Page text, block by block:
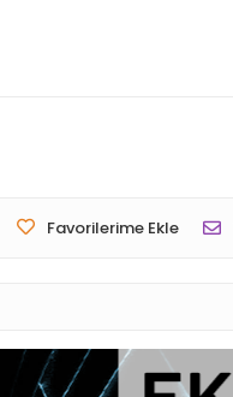
Favorilerime Ekle